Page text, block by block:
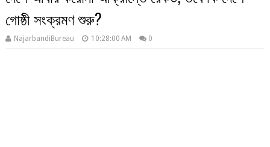
গোষ্ঠী সংক্রমণ শুরু?
NajarbandiBureau 10:28:00 AM 0